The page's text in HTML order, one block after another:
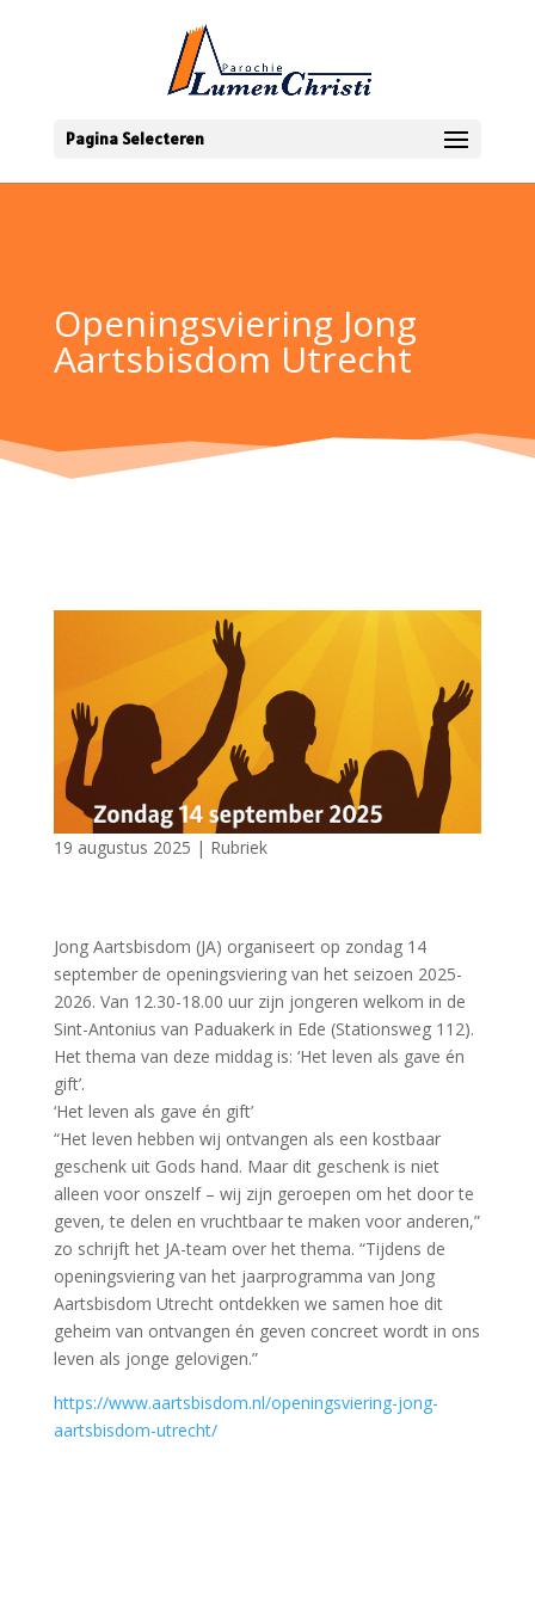
Pagina Selecteren
Openingsviering Jong
Aartsbisdom Utrecht
19 augustus 2025 | Rubriek
Jong Aartsbisdom (JA) organiseert op zondag 14
september de openingsviering van het seizoen 2025-
2026. Van 12.30-18.00 uur zijn jongeren welkom in de
Sint-Antonius van Paduakerk in Ede (Stationsweg 112).
Het thema van deze middag is: ‘Het leven als gave én
gift’.
‘Het leven als gave én gift’
“Het leven hebben wij ontvangen als een kostbaar
geschenk uit Gods hand. Maar dit geschenk is niet
alleen voor onszelf – wij zijn geroepen om het door te
geven, te delen en vruchtbaar te maken voor anderen,”
zo schrijft het JA-team over het thema. “Tijdens de
openingsviering van het jaarprogramma van Jong
Aartsbisdom Utrecht ontdekken we samen hoe dit
geheim van ontvangen én geven concreet wordt in ons
leven als jonge gelovigen.”
https://www.aartsbisdom.nl/openingsviering-jong-
aartsbisdom-utrecht/